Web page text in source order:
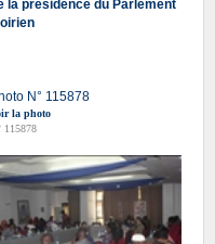
la présidence du Parlement
N° 115878
la photo
115878